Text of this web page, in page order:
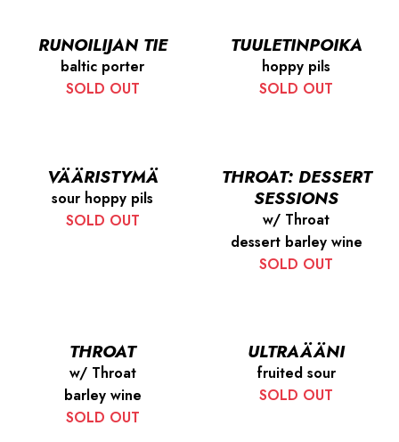
RUNOILIJAN TIE
baltic porter
SOLD OUT
TUULETINPOIKA
hoppy pils
SOLD OUT
VÄÄRISTYMÄ
sour hoppy pils
SOLD OUT
THROAT: DESSERT
SESSIONS
w/ Throat
dessert barley wine
SOLD OUT
THROAT
w/ Throat
barley wine
SOLD OUT
ULTRAÄÄNI
fruited sour
SOLD OUT